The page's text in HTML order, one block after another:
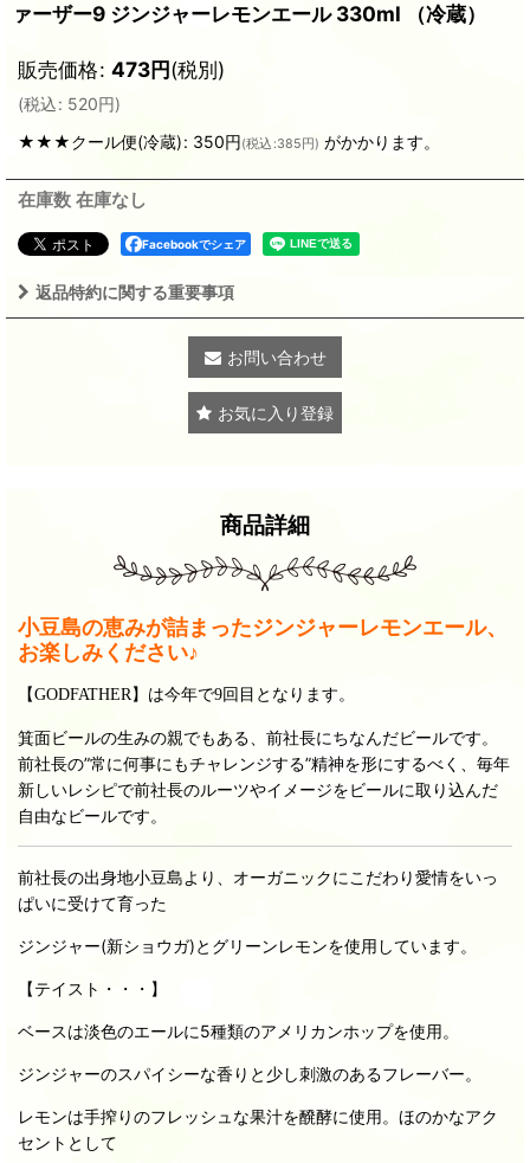
ァーザー9 ジンジャーレモンエール 330ml （冷蔵）
販売価格: 473円(税別)
(税込: 520円)
★★★クール便(冷蔵): 350円(税込 :385円 ) がかかります。
在庫数 在庫なし
Facebookでシェア
返品特約に関する重要事項
お問い合わせ
お気に入り登録
商品詳細
小豆島の恵みが詰まったジンジャーレモンエール、
お楽しみください♪
【GODFATHER】は今年で9回目となります。
箕面ビールの生みの親でもある、前社長にちなんだビールです。
前社長の”常に何事にもチャレンジする”精神を形にするべく、毎年
新しいレシピで前社長のルーツやイメージをビールに取り込んだ
自由なビールです。
前社長の出身地小豆島より、オーガニックにこだわり愛情をいっ
ぱいに受けて育った
ジンジャー(新ショウガ)とグリーンレモンを使用しています。
【テイスト・・・】
ベースは淡色のエールに5種類のアメリカンホップを使用。
ジンジャーのスパイシーな香りと少し刺激のあるフレーバー。
レモンは手搾りのフレッシュな果汁を醗酵に使用。ほのかなアク
セントとして